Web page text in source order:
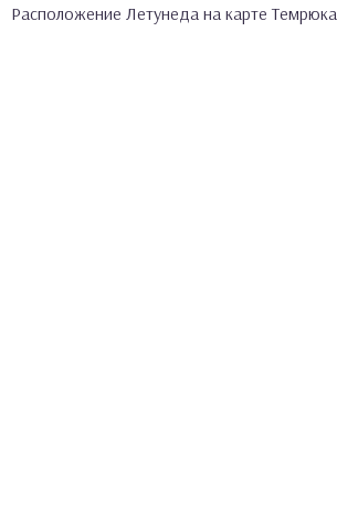
Расположение Летунеда на карте Темрюка